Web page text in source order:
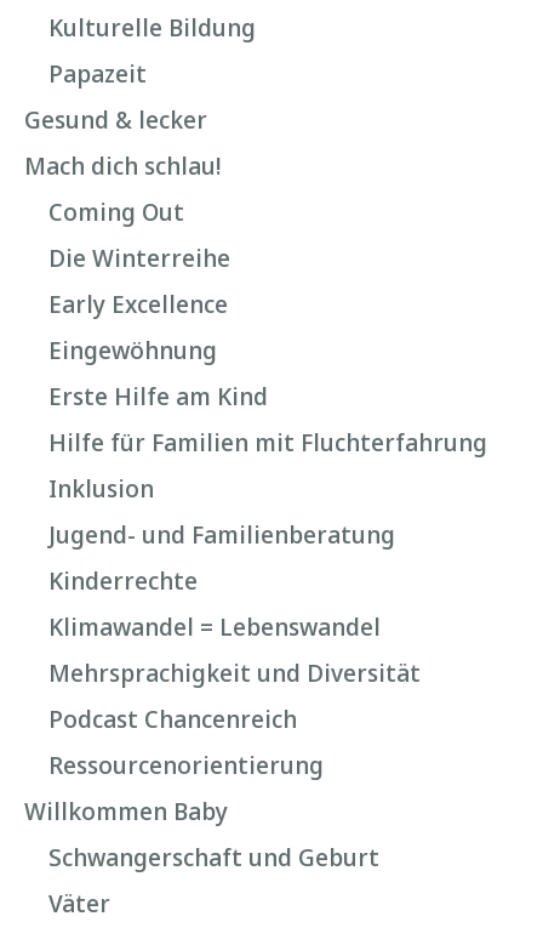
Kulturelle Bildung
Papazeit
Gesund & lecker
Mach dich schlau!
Coming Out
Die Winterreihe
Early Excellence
Eingewöhnung
Erste Hilfe am Kind
Hilfe für Familien mit Fluchterfahrung
Inklusion
Jugend- und Familienberatung
Kinderrechte
Klimawandel = Lebenswandel
Mehrsprachigkeit und Diversität
Podcast Chancenreich
Ressourcenorientierung
Willkommen Baby
Schwangerschaft und Geburt
Väter